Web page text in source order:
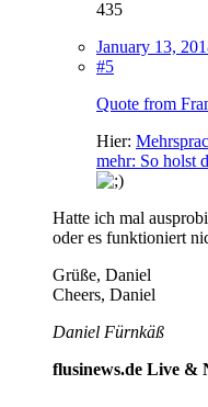
435
January 13,
#5
Quote from
Hier:
mehr: So holst
Hatte ich mal
oder es funktioniert
Grüße, Daniel
Cheers, Daniel
Daniel Fürnkäß
flusinews.de Live &